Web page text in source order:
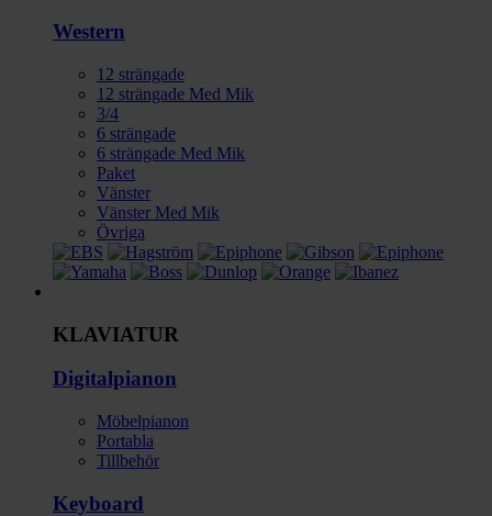
Western
12 strängade
12 strängade Med Mik
3/4
6 strängade
6 strängade Med Mik
Paket
Vänster
Vänster Med Mik
Övriga
KLAVIATUR
Digitalpianon
Möbelpianon
Portabla
Tillbehör
Keyboard